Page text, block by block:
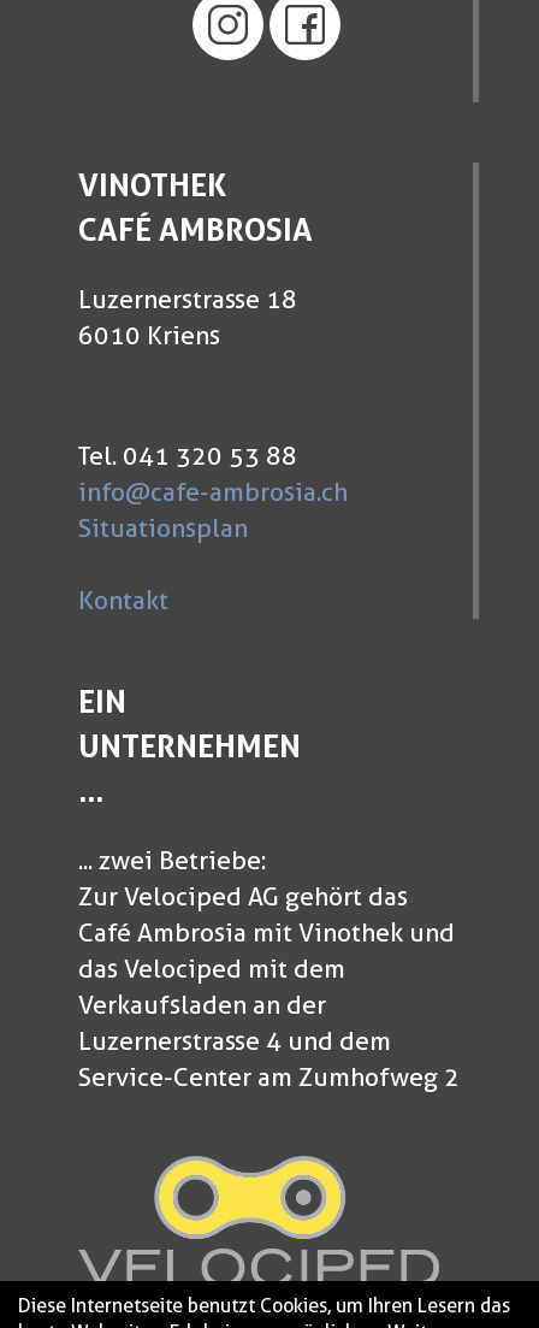
VINOTHEK
CAFÉ AMBROSIA
Luzernerstrasse 18
6010 Kriens
Tel. 041 320 53 88
info@cafe-ambrosia.ch
Situationsplan
Kontakt
EIN
UNTERNEHMEN
...
... zwei Betriebe:
Zur Velociped AG gehört das
Café Ambrosia mit Vinothek und
das Velociped mit dem
Verkaufsladen an der
Luzernerstrasse 4 und dem
Service-Center am Zumhofweg 2
Diese Internetseite benutzt Cookies, um Ihren Lesern das